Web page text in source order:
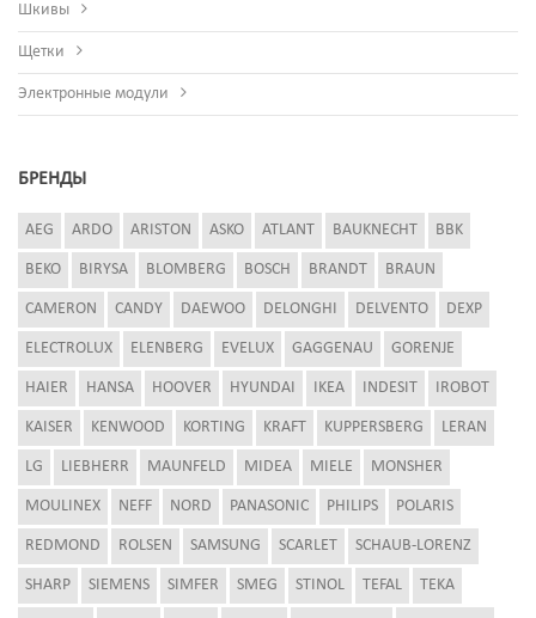
Шкивы
Щетки
Электронные модули
БРЕНДЫ
AEG ARDO ARISTON ASKO ATLANT BAUKNECHT BBK
BEKO BIRYSA BLOMBERG BOSCH BRANDT BRAUN
CAMERON CANDY DAEWOO DELONGHI DELVENTO DEXP
ELECTROLUX ELENBERG EVELUX GAGGENAU GORENJE
HAIER HANSA HOOVER HYUNDAI IKEA INDESIT IROBOT
KAISER KENWOOD KORTING KRAFT KUPPERSBERG LERAN
LG LIEBHERR MAUNFELD MIDEA MIELE MONSHER
MOULINEX NEFF NORD PANASONIC PHILIPS POLARIS
REDMOND ROLSEN SAMSUNG SCARLET SCHAUB-LORENZ
SHARP SIEMENS SIMFER SMEG STINOL TEFAL TEKA